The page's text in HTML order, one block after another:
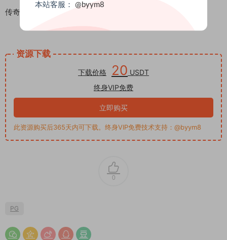
传奇新斗罗大陆
资源下载
下载价格 20 USDT
终身VIP免费
立即购买
此资源购买后365天内可下载。终身VIP免费技术支持：@byym8
0
PG
本站客服： @byym8